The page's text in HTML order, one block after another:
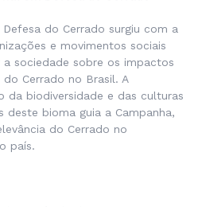
do Cerrado surgiu com a
e movimentos sociais
sociedade sobre os impactos
Cerrado no Brasil. A
da biodiversidade e das culturas
deste bioma guia a Campanha,
do Cerrado no
país.